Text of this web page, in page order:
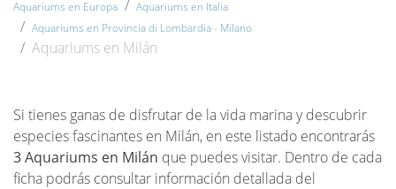
Aquariums en Europa
Aquariums en Italia
Aquariums en Provincia di Lombardia - Milano
Aquariums en Milán
Si tienes ganas de disfrutar de la vida marina y descubrir
especies fascinantes en Milán, en este listado encontrarás
3 Aquariums en Milán que puedes visitar. Dentro de cada
ficha podrás consultar información detallada del